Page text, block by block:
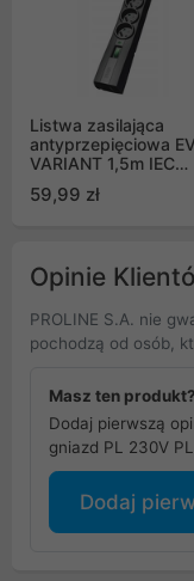
Listwa zasilająca
antyprzepięciowa
VARIANT 1,5m IEC
59,99 zł
Opinie
PROLINE S.A. nie
pochodzą od osób,
Masz ten produkt?
Dodaj pierwszą
gniazd PL 230V
Dodaj